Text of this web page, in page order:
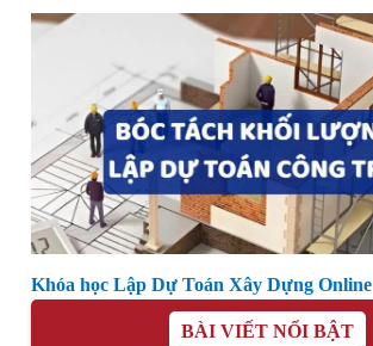
Khóa học Lập Dự Toán Xây Dựng Online
BÀI VIẾT NỔI BẬT